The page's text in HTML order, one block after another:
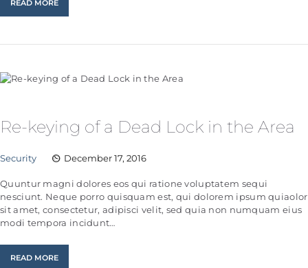
READ MORE
Re-keying of a Dead Lock in the Area
Security December 17, 2016
Quuntur magni dolores eos qui ratione voluptatem sequi
nesciunt. Neque porro quisquam est, qui dolorem ipsum quiaolor
sit amet, consectetur, adipisci velit, sed quia non numquam eius
modi tempora incidunt…
READ MORE